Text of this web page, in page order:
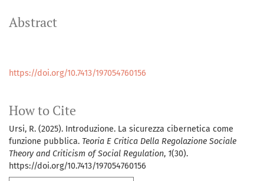
How to Cite
Ursi, R. (2025). Introduzione. La sicurezza cibernetica come
funzione pubblica. Teoria E Critica Della Regolazione Sociale
Theory and Criticism of Social Regulation, 1(30).
https://doi.org/10.7413/197054760156
Abstract
https://doi.org/10.7413/197054760156